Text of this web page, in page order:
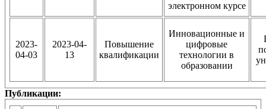
электронном курсе
2023-
04-03
2023-04-
13
Повышение
квалификации
Инновационные и
цифровые
технологии в
образовании
Публикации: